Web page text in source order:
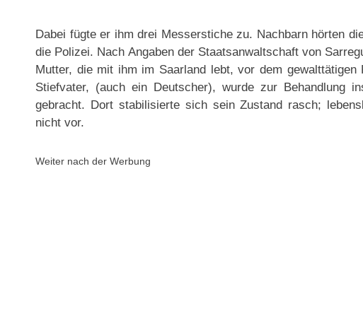
Dabei fügte er ihm drei Messerstiche zu. Nachbarn hörten
die Polizei. Nach Angaben der Staatsanwaltschaft von
Mutter, die mit ihm im Saarland lebt, vor dem
Stiefvater, (auch ein Deutscher), wurde zur Behandlung
gebracht. Dort stabilisierte sich sein Zustand rasch;
nicht vor.
Weiter nach der Werbung